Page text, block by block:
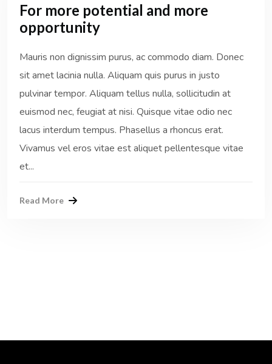
For more potential and more
opportunity
Mauris non dignissim purus, ac commodo diam. Donec
sit amet lacinia nulla. Aliquam quis purus in justo
pulvinar tempor. Aliquam tellus nulla, sollicitudin at
euismod nec, feugiat at nisi. Quisque vitae odio nec
lacus interdum tempus. Phasellus a rhoncus erat.
Vivamus vel eros vitae est aliquet pellentesque vitae
et...
Read More